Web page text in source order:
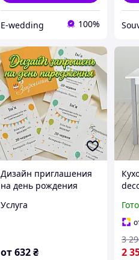
E-wedding 100%
Дизайн приглашения
на день рождения
Услуга
от 632 ₴
для
2
3